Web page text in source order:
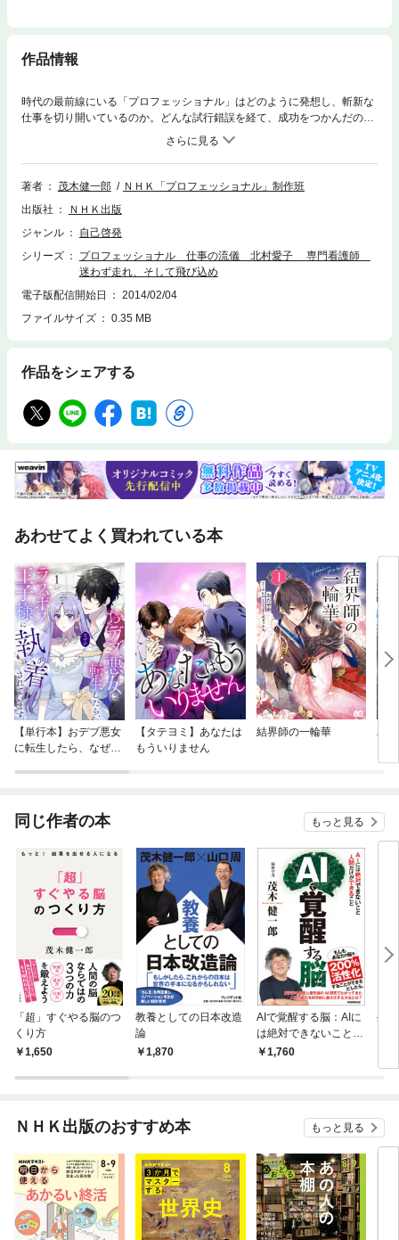
作品情報
時代の最前線にいる「プロフェッショナル」はどのように発想し、斬新な
仕事を切り開いているのか。どんな試行錯誤を経て、成功をつかんだの
か。時代をどのように見つめ、次に進んでいこうとしているのか。NHKの
人気番組 『プロフェッショナル 仕事の流儀』より、本気で「仕事」を考
え、取り組もうとするすべての人にお届けする、待望の電子書籍シリー
ズ！■ベッドサイドに答えがある 北村愛子の仕事（専門看護師）迷わず
のスペシャリスト。それが「専門看護師」である。北村愛子は、そのなか
でも命の危機に瀕した患者を担当するエキスパート。前例にとらわれない
らも尊敬される存在である。「ベッドサイドにすべてがある」と語り、困
難な現場にあえて飛び込んでいく北村の、信念の源にあるものは・・・。
北村愛子（きたむら・あいこ）1964年 大阪府生まれ／1985年 看護学校卒
校の教師となる／2000年 大阪府立大学看護学部看護研究科入学／2002年
勤務。ＩＣＵ／ＣＣＵ担当／2005年 クリティカルケア専門看護師認定試
活動
著者 茂木健一郎
ＮＨＫ「プロフェッショナル」制作班
出版社
ＮＨＫ出版
ジャンル
自己啓発
シリーズ
プロフェッショナル 仕事の流儀 北村愛子 専門看護師
迷わず走れ、そして飛び込め
電子版配信開始日
2014/02/04
ファイルサイズ
0.35 MB
作品をシェアする
あわせてよく買われている本
【単行本】おデブ悪女
に転生したら、なぜか
【タテヨミ】あなたは
もういりません
結界師の一輪華
バ
今
同じ作者の本 もっと見る
「超」すぐやる脳のつ
くり方
1,650
教養としての日本改造
論
1,870
AIで覚醒する脳：AIに
は絶対できないこと
人間だけができること
1,760
生
ＮＨＫ出版のおすすめ本 もっと見る